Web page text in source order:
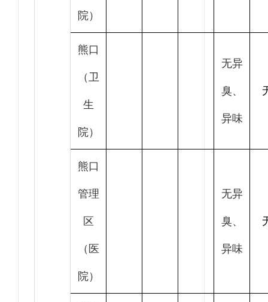
院）
熊口
（卫
生
院）
无异
臭、
异味
熊口
管理
区
（医
院）
无异
臭、
异味